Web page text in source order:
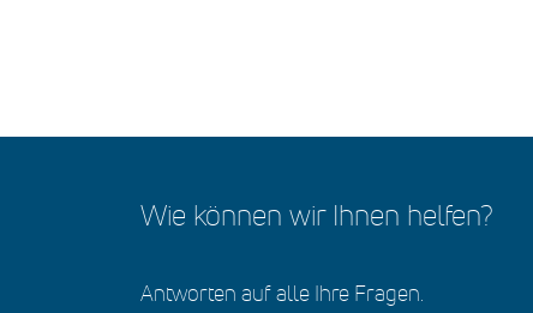
Wie können wir Ihnen helfen?
Antworten auf alle Ihre Fragen.